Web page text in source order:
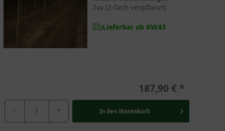
7 Metern breit.
bereits angedeutet hat, sind die zartgrünen,
0,5 Zentimeter lang, während die männlichen
2xv (2-fach verpflanzt)
Lieferbar ab KW43
187,90 €
- + In den Warenkorb